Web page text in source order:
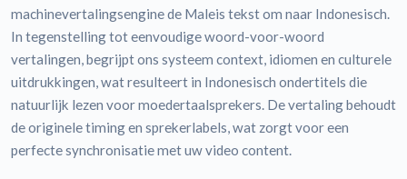
machinevertalingsengine de Maleis tekst om naar Indonesisch.
In tegenstelling tot eenvoudige woord-voor-woord
vertalingen, begrijpt ons systeem context, idiomen en culturele
uitdrukkingen, wat resulteert in Indonesisch ondertitels die
natuurlijk lezen voor moedertaalsprekers. De vertaling behoudt
de originele timing en sprekerlabels, wat zorgt voor een
perfecte synchronisatie met uw video content.